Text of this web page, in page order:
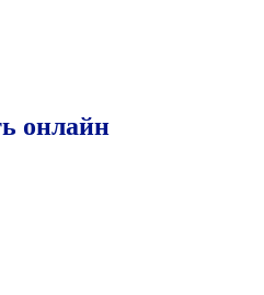
онлайн